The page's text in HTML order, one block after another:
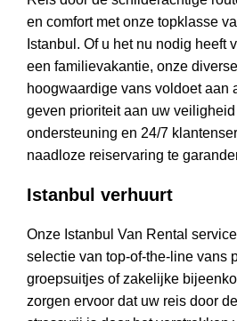
en comfort met onze topklasse
Istanbul. Of u het nu nodig heeft
een familievakantie, onze
hoogwaardige vans voldoet aan
geven prioriteit aan uw
ondersteuning en 24/7
naadloze reiservaring te
Istanbul verhuurt
Onze Istanbul Van Rental
selectie van top-of-the-line vans
groepsuitjes of zakelijke
zorgen ervoor dat uw reis door